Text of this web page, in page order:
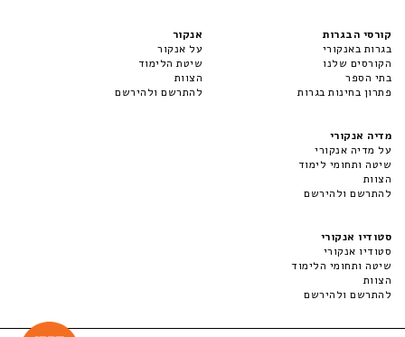
קורסי הבגרות
בגרות באנקורי
הקורסים שלנו
בתי הספר
פתרון בחינות בגרות
אנקור
על אנקור
שיטת הלימוד
הצוות
להתרשם ולהירשם
מדיה אנקורי
על מדיה אנקורי
שיטה ותחומי לימוד
הצוות
להתרשם ולהירשם
סטודיו אנקורי
סטודיו אנקורי
שיטה ותחומי הלימוד
הצוות
להתרשם ולהירשם